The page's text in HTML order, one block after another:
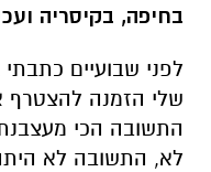
בחיפה, בקיסריה
לפני שבועיים
שלי הזמנה להצטרף
התשובה הכי
לא, התשובה לא